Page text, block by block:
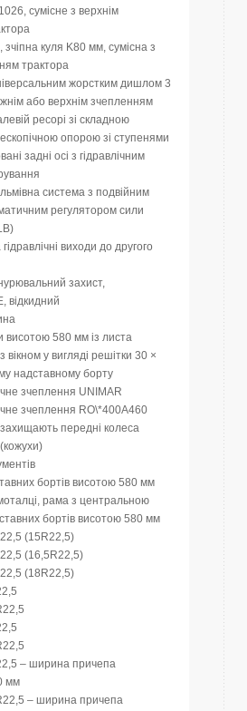
сумісне з верхнім
куля K80 мм, сумісна з
трактора
жорстким дишлом 3
або верхнім зчепленням
ресорі зі складною
опорою зі ступенями
задні осі з гідравлічним
система з подвійним
регулятором сили
виходи до другого
захист,
відкидний
висотою 580 мм із листа
у вигляді решітки 30 ×
надставному борту
зчеплення UNIMAR
зчеплення RO\*400A460
передні колеса
бортів висотою 580 мм
рама з центральною
бортів висотою 580 мм
(15R22,5)
(16,5R22,5)
(18R22,5)
– ширина причепа
мм
– ширина причепа